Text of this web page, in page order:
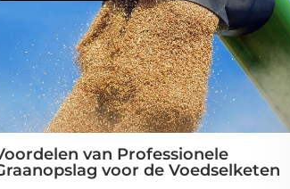
van Professionele
voor de Voedselketen